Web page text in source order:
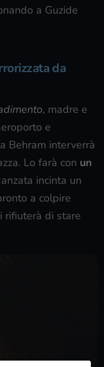
a Guzide
da
, madre e
e
Behram interverrà
Lo farà con un
incinta un
a colpire
rifiuterà di stare